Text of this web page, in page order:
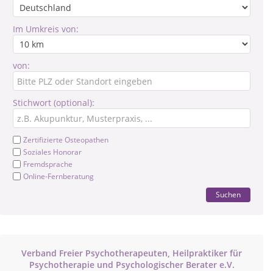
Im Umkreis von:
von:
Stichwort (optional):
Zertifizierte Osteopathen
Soziales Honorar
Fremdsprache
Online-Fernberatung
Suchen
Verband Freier Psychotherapeuten, Heilpraktiker für
Psychotherapie und Psychologischer Berater e.V.